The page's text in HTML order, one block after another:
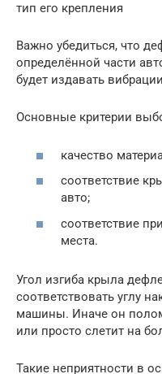
тип его крепления
Важно убедиться, что
определённой части
будет издавать
Основные критерии
качество
соответствие
авто;
соответствие
места.
Угол изгиба крыла
соответствовать углу
машины. Иначе он
или просто слетит на
Такие неприятности в